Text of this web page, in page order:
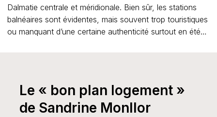
Dalmatie centrale et méridionale. Bien sûr, les stations
balnéaires sont évidentes, mais souvent trop touristiques
ou manquant d’une certaine authenticité surtout en été…
Le « bon plan logement »
de Sandrine Monllor